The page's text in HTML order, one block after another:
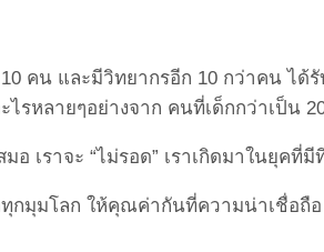
10 คน และมีวิทยากรอีก 10 กว่าคน ไ
ไรหลายๆอย่างจาก คนที่เด็กกว่าเป็น
มอ เราจะ “ไม่รอด” เราเกิดมาในยุ
กมุมโลก ให้คุณค่ากันที่ความน่าเชื่อถือ